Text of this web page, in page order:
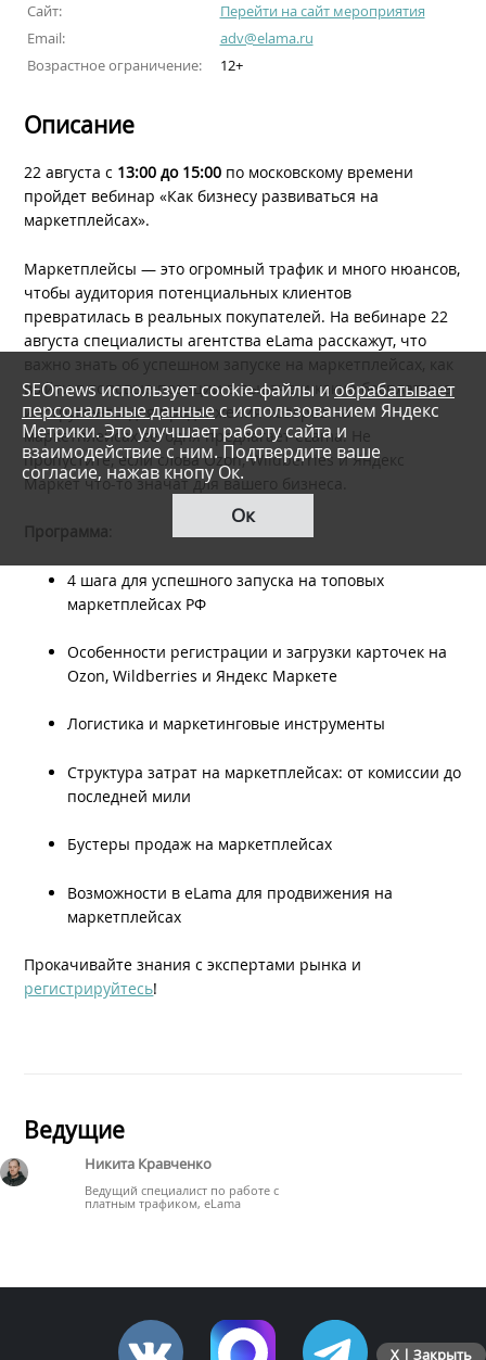
Сайт:
Перейти на сайт мероприятия
Email:
adv@elama.ru
Возрастное ограничение:
12+
Описание
22 августа с 13:00 до 15:00 по московскому времени
пройдет вебинар «Как бизнесу развиваться на
маркетплейсах».
Маркетплейсы — это огромный трафик и много нюансов,
чтобы аудитория потенциальных клиентов
превратилась в реальных покупателей. На вебинаре 22
августа специалисты агентства eLama расскажут, что
важно знать об успешном запуске на маркетплейсах, как
выйти в топовые позиции в выдаче и какие бесплатные
инструменты для продвижения товаров на
маркетплейсах сегодня предлагает eLama. Не
пропустите, если слова Ozon, Wildberries и Яндекс
Маркет что-то значат для вашего бизнеса.
Программа
4 шага для успешного запуска на топовых
маркетплейсах РФ
Особенности регистрации и загрузки карточек на
Ozon, Wildberries и Яндекс Маркете
Логистика и маркетинговые инструменты
Структура затрат на маркетплейсах: от комиссии до
последней мили
Бустеры продаж на маркетплейсах
Возможности в eLama для продвижения на
маркетплейсах
Прокачивайте знания с экспертами рынка и
регистрируйтесь!
Ведущие
Никита Кравченко
Ведущий специалист по работе с
платным трафиком, eLama
X | Закрыть
SEOnews использует cookie-файлы и обрабатывает
персональные данные с использованием Яндекс
Метрики. Это улучшает работу сайта и
взаимодействие с ним. Подтвердите ваше
согласие, нажав кнопу Ок.
Ок